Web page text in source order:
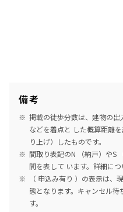
備考
掲載の徒歩分数は、建物の
などを着点と した概算距離
り上げ）したものです。
間取り表記のN （納戸）やS
間を表して います。詳細につ
（ 申込み有り ）の表示は
態となります。キャンセル
す。